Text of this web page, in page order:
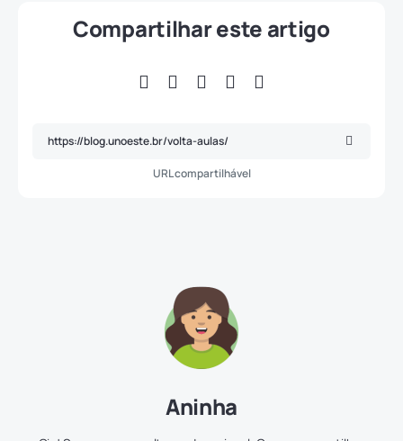
Compartilhar este artigo
URL compartilhável
Aninha